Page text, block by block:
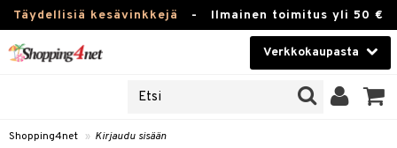
Täydellisiä kesävinkkejä - Ilmainen toimitus yli 50 €
Verkkokaupasta
Piilolinssit
Shopping4net » Kirjaudu sisään
sisään